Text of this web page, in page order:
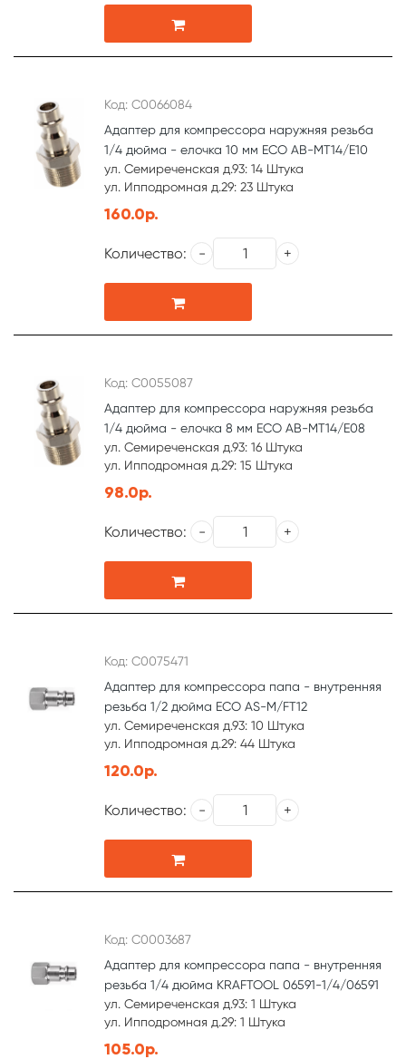
Код: С0066084
Адаптер для компрессора наружняя резьба
1/4 дюйма - елочка 10 мм ЕСО AB-MT14/E10
ул. Семиреченская д.93: 14 Штука
ул. Ипподромная д.29: 23 Штука
160.0р.
Количество:
Код: С0055087
Адаптер для компрессора наружняя резьба
1/4 дюйма - елочка 8 мм ЕСО AB-MT14/E08
ул. Семиреченская д.93: 16 Штука
ул. Ипподромная д.29: 15 Штука
98.0р.
Количество:
Код: С0075471
Адаптер для компрессора папа - внутренняя
резьба 1/2 дюйма ECO AS-M/FT12
ул. Семиреченская д.93: 10 Штука
ул. Ипподромная д.29: 44 Штука
120.0р.
Количество:
Код: С0003687
Адаптер для компрессора папа - внутренняя
резьба 1/4 дюйма KRAFTOOL 06591-1/4/06591
ул. Семиреченская д.93: 1 Штука
ул. Ипподромная д.29: 1 Штука
105.0р.